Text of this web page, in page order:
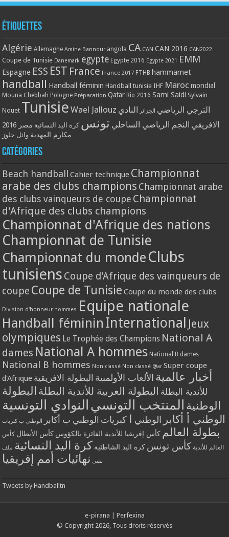
Étiquettes
Algérie Allemagne Amine Bannour angola CA CAN CAN 2016 CAN2022
Coupe de Tunisie Danemark egypte Egypte 2016 Egypte 2021 EMM
Espagne ESS EST France France 2017 FTHB hammamet
handball Handball féminin Handball tunisie IHF Maroc mondial
Mouna Chebbah Pologne Préparation Qatar Rio 2016 Sami Saidi Sylvain
Nouet Tunisie Wael Jallouz الترجي الرياضي الجزائر النادي
الافريقي النجم الرياضي الساحلي تونس كرة اليد النسائية مصر 2016
مكارم المهدية وائل جلوز
Catégories
Beach handball Cahier technique Championnat
arabe des clubs champions Championnat arabe
des clubs vainqueurs de coupe Championnat
d'Afrique des clubs champions
Championnat d'Afrique des nations
Championnat de Tunisie
Championnat du monde Clubs
tunisiens Coupe d'Afrique des vainqueurs de
coupe Coupe de Tunisie Coupe du monde des clubs
Division d'honneur hommes Equipe nationale
Handball féminin International Jeux
olympiques Le Trophée des Champions National A
dames National A hommes National B dames
National B hommes Non classé Non classé @ar Super coupe
d'Afrique
أخبار عالمية الألعاب الأولمبية البطولة الافريقية
للأندية البطلة البطولة العربية للأندية البطلة البطولة
الوطنية المنتخب التونسي النوادي التونسية
الوطني أ أكابر الوطني أ كبريات الوطني ب أكابر الوطني ب كبريات
بطولة العالم كأس إفريقيا للأندية الفائزة بالكؤوس كأس الأبطال كأس
العالم للأندية كأس تونس كرة اليد الشاطئية كرة اليد النسائية ملف
تقني نهائيات أمم إفريقيا
Tweets by Handballtn
e-pirana
Perfexina
© Copyright 2026, Tous droits réservés